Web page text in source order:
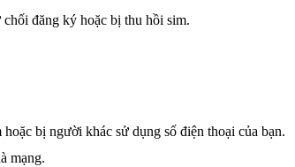
đăng ký hoặc bị thu hồi sim.
bị người khác sử dụng số điện thoại của bạn.
mạng.